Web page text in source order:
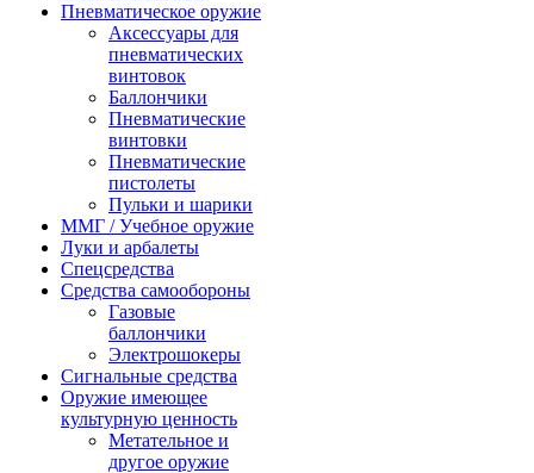
Пневматическое оружие
Аксессуары для
пневматических
винтовок
Баллончики
Пневматические
винтовки
Пневматические
пистолеты
Пульки и шарики
ММГ / Учебное оружие
Луки и арбалеты
Спецсредства
Средства самообороны
Газовые
баллончики
Электрошокеры
Сигнальные средства
Оружие имеющее
культурную ценность
Метательное и
другое оружие